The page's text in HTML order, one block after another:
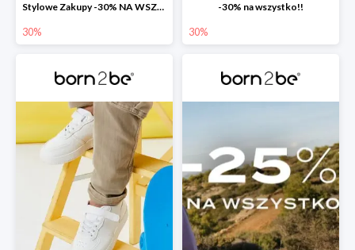
Stylowe Zakupy -30% NA WSZYSTKO w born2be!
30%
-30% na wszystko!!
30%